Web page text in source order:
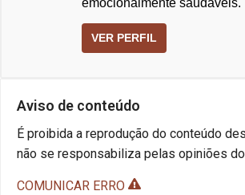
emocionalmente saudáveis.
VER PERFIL
Aviso de conteúdo
É proibida a reprodução do conteúdo
não se responsabiliza pelas opiniões
COMUNICAR ERRO